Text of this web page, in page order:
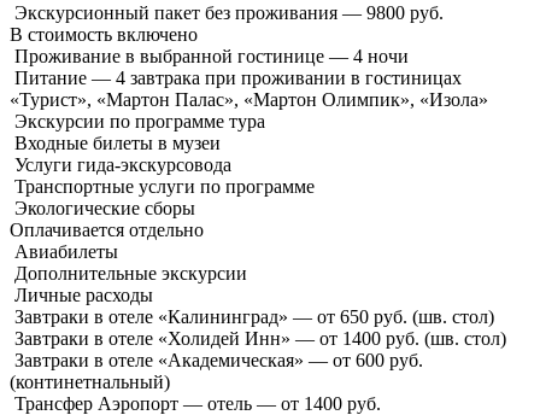
Экскурсионный пакет без проживания — 9800 руб.
В стоимость включено
Проживание в выбранной гостинице — 4 ночи
Питание — 4 завтрака при проживании в гостиницах
«Турист», «Мартон Палас», «Мартон Олимпик», «Изола»
Экскурсии по программе тура
Входные билеты в музеи
Услуги гида-экскурсовода
Транспортные услуги по программе
Экологические сборы
Оплачивается отдельно
Авиабилеты
Дополнительные экскурсии
Личные расходы
Завтраки в отеле «Калининград» — от 650 руб. (шв. стол)
Завтраки в отеле «Холидей Инн» — от 1400 руб. (шв. стол)
Завтраки в отеле «Академическая» — от 600 руб.
(континетнальный)
Трансфер Аэропорт — отель — от 1400 руб.